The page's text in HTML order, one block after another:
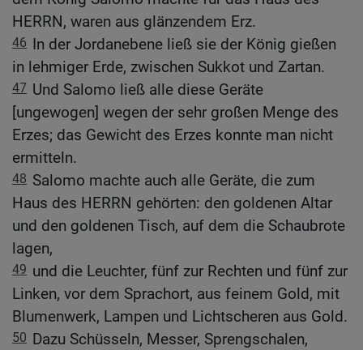
HERRN, waren aus glänzendem Erz.
46 In der Jordanebene ließ sie der König gießen
in lehmiger Erde, zwischen Sukkot und Zartan.
47 Und Salomo ließ alle diese Geräte
[ungewogen] wegen der sehr großen Menge des
Erzes; das Gewicht des Erzes konnte man nicht
ermitteln.
48 Salomo machte auch alle Geräte, die zum
Haus des HERRN gehörten: den goldenen Altar
und den goldenen Tisch, auf dem die Schaubrote
lagen,
49 und die Leuchter, fünf zur Rechten und fünf zur
Linken, vor dem Sprachort, aus feinem Gold, mit
Blumenwerk, Lampen und Lichtscheren aus Gold.
50 Dazu Schüsseln, Messer, Sprengschalen,